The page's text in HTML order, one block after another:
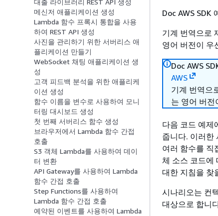
대출 라이브러리 REST API 생성
메신저 애플리케이션 생성
Lambda 함수 프록시 통합을 사용
하여 REST API 생성
사진을 관리하기 위한 서버리스 애
플리케이션 만들기
WebSocket 채팅 애플리케이션 생
성
고객 피드백 분석을 위한 애플리케
이션 생성
함수 이름을 변수로 사용하여 모니
터링 대시보드 생성
첫 번째 서버리스 함수 생성
브라우저에서 Lambda 함수 간접
호출
S3 객체 Lambda를 사용하여 데이
터 변환
API Gateway를 사용하여 Lambda
함수 간접 호출
Step Functions를 사용하여
Lambda 함수 간접 호출
예약된 이벤트를 사용하여 Lambda
Doc AWS SDK
기계 번역으로
영어 버전이 우
Doc AWS
AWS
기계 번역으
는 영어 버전
다음 코드 예제
줍니다. 이러한
여러 함수를 직
체 소스 코드에
대한 지침을 찾
시나리오는 컨
대상으로 합니